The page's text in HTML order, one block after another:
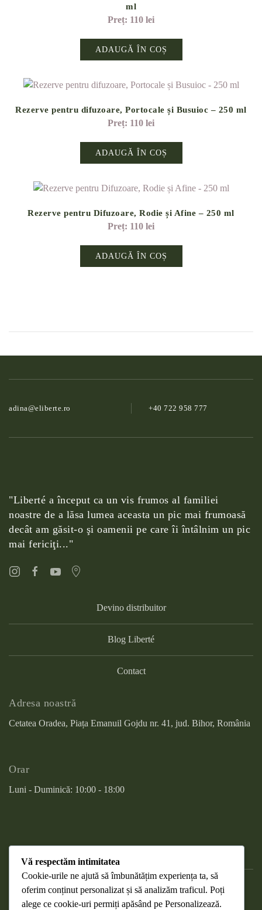
ml
110 lei
ADAUGĂ ÎN COȘ
Rezerve pentru difuzoare, Portocale și Busuioc – 250 ml
110 lei
ADAUGĂ ÎN COȘ
Rezerve pentru Difuzoare, Rodie și Afine – 250 ml
110 lei
ADAUGĂ ÎN COȘ
adina@­eliberte.ro +40 722 958 777
"Liberté a început ca un vis frumos al familiei
noastre de a lăsa lumea aceasta un pic mai frumoasă
decât am găsit-o şi oamenii pe care îi întâlnim un pic
mai fericiţi..."
Devino distribuitor
Blog Liberté
Contact
Adresa noastră
Cetatea Oradea, Piața Emanuil Gojdu nr. 41, jud. Bihor, România
Orar
Luni - Duminică: 10:00 - 18:00
DESPRE COOKIES
Vă respectăm intimitatea
Cookie-urile ne ajută să îmbunătățim experiența ta, să
oferim conținut personalizat și să analizăm traficul. Poți
alege ce cookie-uri permiți apăsând pe Personalizează.